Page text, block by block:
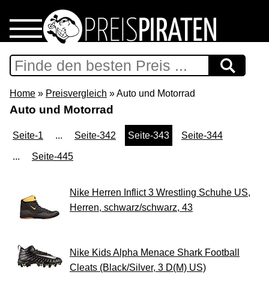
Home
Download
Preispiraten auf Facebook
Support & Newsletter
Presse
Datenschutz
Impressum
Home » Preisvergleich » Auto und Motorrad
Auto und Motorrad
Seite-1 ... Seite-342 Seite-343 Seite-344
... Seite-445
Nike Herren Inflict 3 Wrestling Schuhe US,
Herren, schwarz/schwarz, 43
Nike Kids Alpha Menace Shark Football
Cleats (Black/Silver, 3 D(M) US)